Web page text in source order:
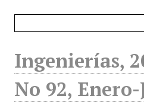
Ingenierías,
No 92,